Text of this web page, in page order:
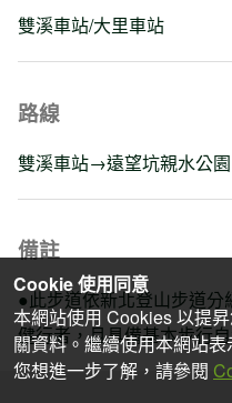
雙溪車站/大里車站
路線
雙溪車站→遠望坑親水公
備註
●此步道依新北登山步道分
健行者，且具備基本步行
Cookie 使用同意
本網站使用 Cookies 以提
關資料。繼續使用本網站
您想進一步了解，請參閱